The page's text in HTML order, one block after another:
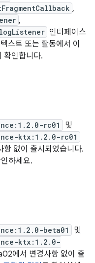
,
,
인터페이스
스트 또는 활동에서 이
확인합니다.
rc01 및
ktx:1.2.0-rc01
항 없이 출시되었습니다.
하세요.
beta01 및
ktx:1.2.0-
에서 변경사항 없이 출